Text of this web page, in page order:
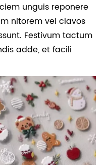
unguis reponere
nitorem vel clavos
Festivum tactum
adde, et facili